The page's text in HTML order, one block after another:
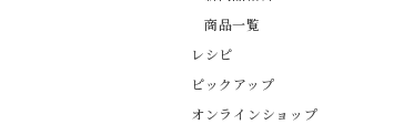
商品一覧
レシピ
ピックアップ
オンラインショップ